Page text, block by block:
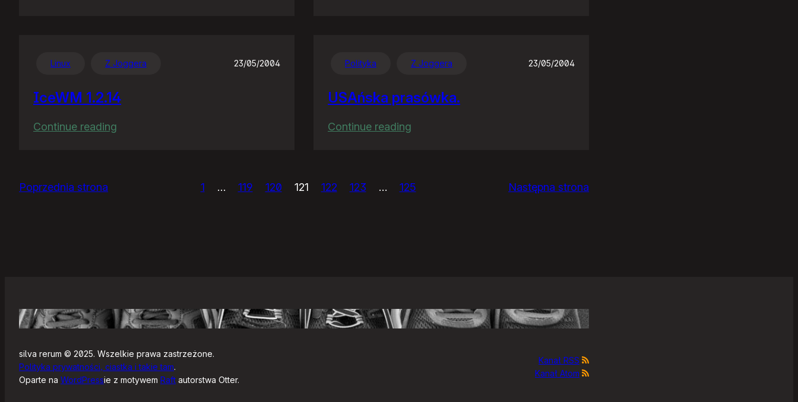
życiem
Linux Z Joggera 23/05/2004
IceWM 1.2.14
Continue reading
Polityka Z Joggera 23/05/2004
USAńska prasówka.
Continue reading
Poprzednia strona 1 … 119 120 121 122 123 … 125 Następna strona
silva rerum © 2025. Wszelkie prawa zastrzeżone.
Polityka prywatności, ciastka i takie tam.
Oparte na WordPressie z motywem Raft autorstwa Otter.
Kanał RSS
Kanał Atom